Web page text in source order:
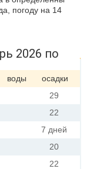
погоду на 14
2026 по
воды
осадки
29
22
7 дней
20
22